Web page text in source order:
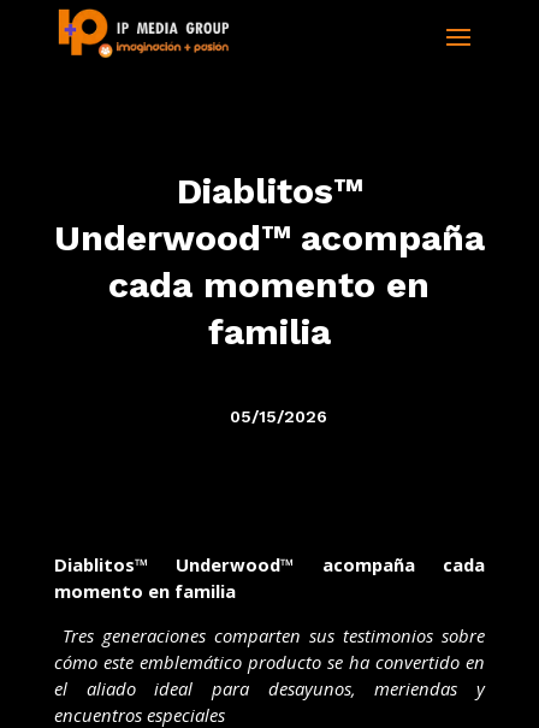
Diablitos™
Underwood™ acompaña
cada momento en
familia
05/15/2026
Diablitos™ Underwood™ acompaña cada
momento en familia
Tres generaciones comparten sus testimonios sobre
cómo este emblemático producto se ha convertido en
el aliado ideal para desayunos, meriendas y
encuentros especiales